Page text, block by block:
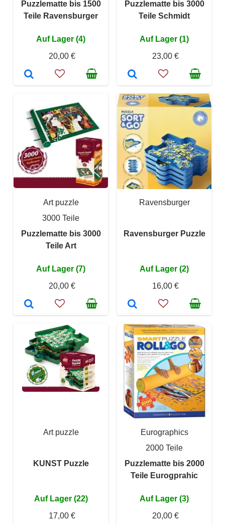
Puzzlematte bis 1500
Teile Ravensburger
Auf Lager (4)
20,00 €
Puzzlematte bis 3000
Teile Schmidt
Auf Lager (1)
23,00 €
Art puzzle
3000 Teile
Puzzlematte bis 3000
Teile Art
Auf Lager (7)
20,00 €
Ravensburger
Ravensburger Puzzle
Auf Lager (2)
16,00 €
Art puzzle
KUNST Puzzle
Auf Lager (22)
17,00 €
Eurographics
2000 Teile
Puzzlematte bis 2000
Teile Eurogprahic
Auf Lager (3)
20,00 €